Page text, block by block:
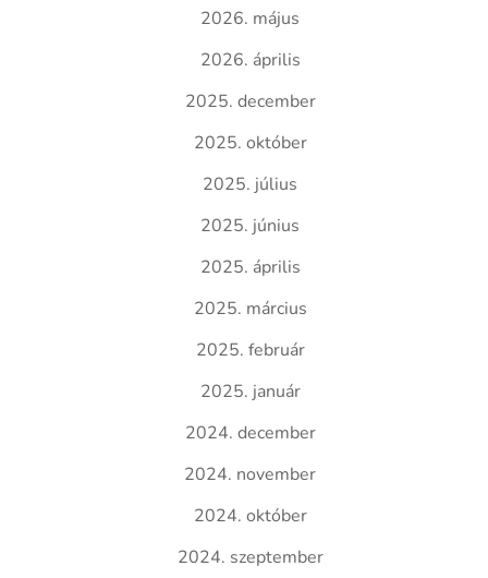
2026. május
2026. április
2025. december
2025. október
2025. július
2025. június
2025. április
2025. március
2025. február
2025. január
2024. december
2024. november
2024. október
2024. szeptember